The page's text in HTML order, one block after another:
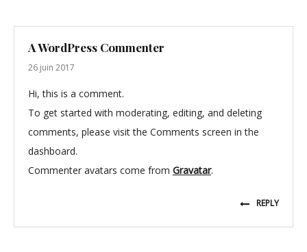
A WordPress Commenter
26 juin 2017
Hi, this is a comment.
To get started with moderating, editing, and deleting
comments, please visit the Comments screen in the
dashboard.
Commenter avatars come from Gravatar.
REPLY